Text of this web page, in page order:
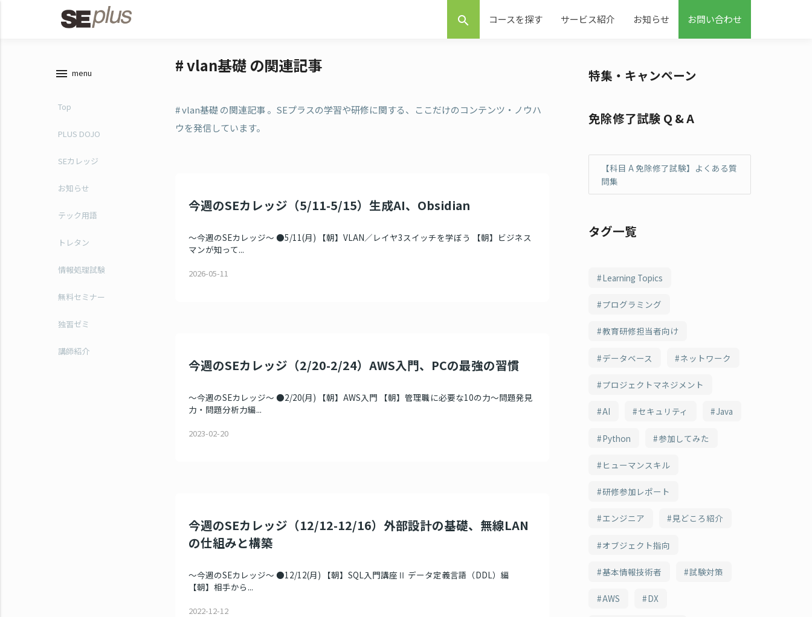
search コースを探す サービス紹介 お知らせ お問い合わせ
menu menu
Top
PLUS DOJO
SEカレッジ
お知らせ
テック用語
トレタン
情報処理試験
無料セミナー
独習ゼミ
講師紹介
# vlan基礎 の関連記事
# vlan基礎 の関連記事 。SEプラスの学習や研修に関する、ここだけのコンテンツ・ノウハ
ウを発信しています。
今週のSEカレッジ（5/11-5/15）生成AI、Obsidian
～今週のSEカレッジ～ ●5/11(月) 【朝】VLAN／レイヤ3スイッチを学ぼう 【朝】ビジネス
マンが知って...
2026-05-11
今週のSEカレッジ（2/20-2/24）AWS入門、PCの最強の習慣
～今週のSEカレッジ～ ●2/20(月) 【朝】AWS入門 【朝】管理職に必要な10の力～問題発見
力・問題分析力編...
2023-02-20
今週のSEカレッジ（12/12-12/16）外部設計の基礎、無線LAN
の仕組みと構築
～今週のSEカレッジ～ ●12/12(月) 【朝】SQL入門講座Ⅱ データ定義言語（DDL）編
【朝】相手から...
2022-12-12
特集・キャンペーン
免除修了試験 Q & A
【科目 A 免除修了試験】よくある質
問集
タグ一覧
Learning Topics
プログラミング
教育研修担当者向け
データベース ネットワーク
プロジェクトマネジメント
AI セキュリティ Java
Python 参加してみた
ヒューマンスキル
研修参加レポート
エンジニア 見どころ紹介
オブジェクト指向
基本情報技術者 試験対策
AWS DX